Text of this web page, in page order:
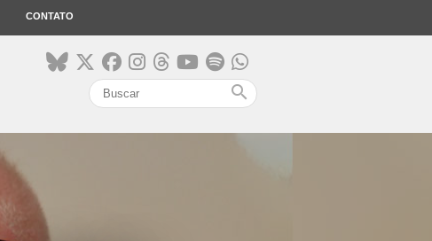
CONTATO
search